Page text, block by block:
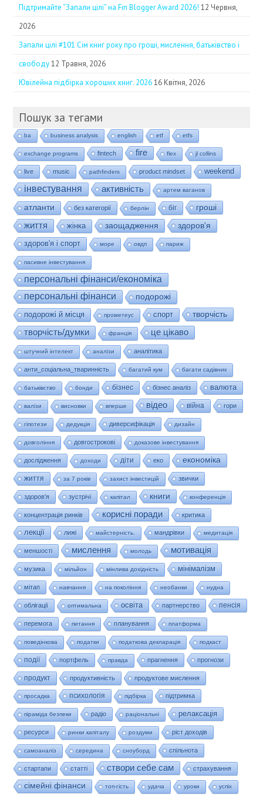
Підтримайте “Запали цілі” на Fin Blogger Award 2026! 12 Червня,
2026
Запали цілі #101 Сім книг року про гроші, мислення, батьківство і
свободу 12 Травня, 2026
Ювілейна підбірка хороших книг. 2026 16 Квітня, 2026
Пошук за тегами
ba business analysis english etf etfs
exchange programs fintech fire flex jl collins
live music pathfinders product mindset weekend
інвестування активність артем ваганов
атланти без категорії берлін біг гроші
життя жінка заощадження здоров'я
здоров'я і спорт море овдп париж
пасивне інвестування
персональні фінанси/економіка
персональні фінанси
подорожі
подорожі й місця
прометеус спорт
творчість
творчість/думки
франція це цікаво
штучний інтелект аналізи аналітика
анти_соціальна_тваринність багатий кум багати садівник
батьківство бонди бізнес бізнес аналіз валюта
валізи висновки вперше відео війна гори
гіпотези дедукція диверсифікація дизайн
довгоління довгострокові доказове інвестування
дослідження доходи діти еко економіка
життя за 7 років захист інвестицій звички
здоров'я зустрічі капітал книги конференція
концентрація ринків корисні поради критика
лекції лижі майстерність. мандрівки медитація
меншості мислення молодь мотивація
музика мільйон мінлива дохідність мінімалізм
мітап навчання на покоління необанки нудна
облігації оптимальна освіта партнерство пенсія
перемога питання планування платформа
поведінкова податки податкова декларація подкаст
події портфель правда прагнення прогнози
продукт продуктивність продуктове мислення
просадка психологія підбірка підтримка
піраміда безпеки радіо раціональні релаксація
ресурси ринки капіталу роздуми ріст доходів
самоаналіз середина сноуборд спільнота
стартапи статті створи себе сам страхування
сімейні фінанси топ-гість удача уроки успіх